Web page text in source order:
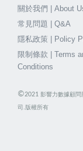
關於我們 | About
常見問題 | Q&A
隱私政策 | Policy
限制條款 | Terms
Conditions
©2021 影響力數據顧問
司.版權所有